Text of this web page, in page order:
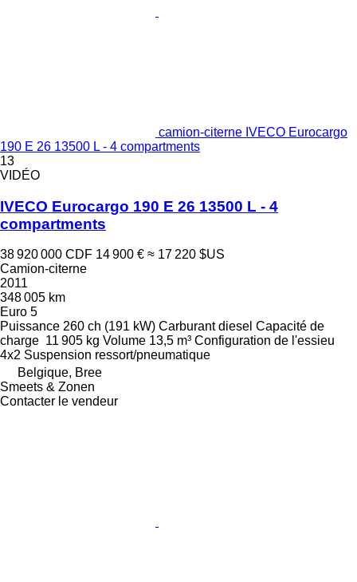
camion-citerne IVECO Eurocargo
190 E 26 13500 L - 4 compartments
13
VIDÉO
IVECO Eurocargo 190 E 26 13500 L - 4
compartments
38 920 000 CDF 14 900 € ≈ 17 220 $US
Camion-citerne
2011
348 005 km
Euro 5
Puissance 260 ch (191 kW) Carburant diesel Capacité de
charge 11 905 kg Volume 13,5 m³ Configuration de l'essieu
4x2 Suspension ressort/pneumatique
Belgique, Bree
Smeets & Zonen
Contacter le vendeur